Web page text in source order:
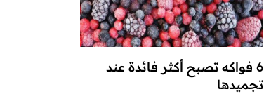
6 فواكه تصبح أكثر فائدة عند
تجميدها